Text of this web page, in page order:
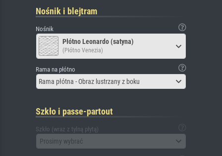
Nośnik i blejtram
Nośnik
Płótno Leonardo (satyna)
(Płótno Venezia)
Rama na płótno
Rama płótna - Obraz lustrzany z boku
Szkło i passe-partout
Szkło (wraz z tylną płytą)
Prosimy wybrać